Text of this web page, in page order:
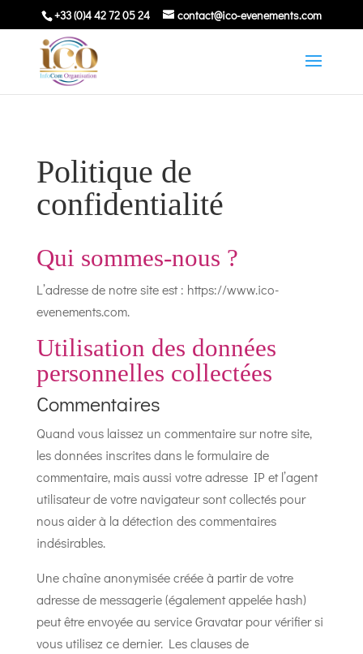
+33 (0)4 42 72 05 24 contact@ico-evenements.com
Politique de
confidentialité
Qui sommes-nous ?
L’adresse de notre site est : https://www.ico-
evenements.com.
Utilisation des données
personnelles collectées
Commentaires
Quand vous laissez un commentaire sur notre site,
les données inscrites dans le formulaire de
commentaire, mais aussi votre adresse IP et l’agent
utilisateur de votre navigateur sont collectés pour
nous aider à la détection des commentaires
indésirables.
Une chaîne anonymisée créée à partir de votre
adresse de messagerie (également appelée hash)
peut être envoyée au service Gravatar pour vérifier si
vous utilisez ce dernier. Les clauses de